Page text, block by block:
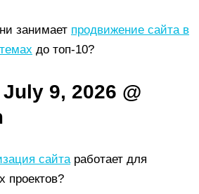
занимает продвижение сайта в
до топ-10?
9, 2026 @
сайтаработает для
проектов?